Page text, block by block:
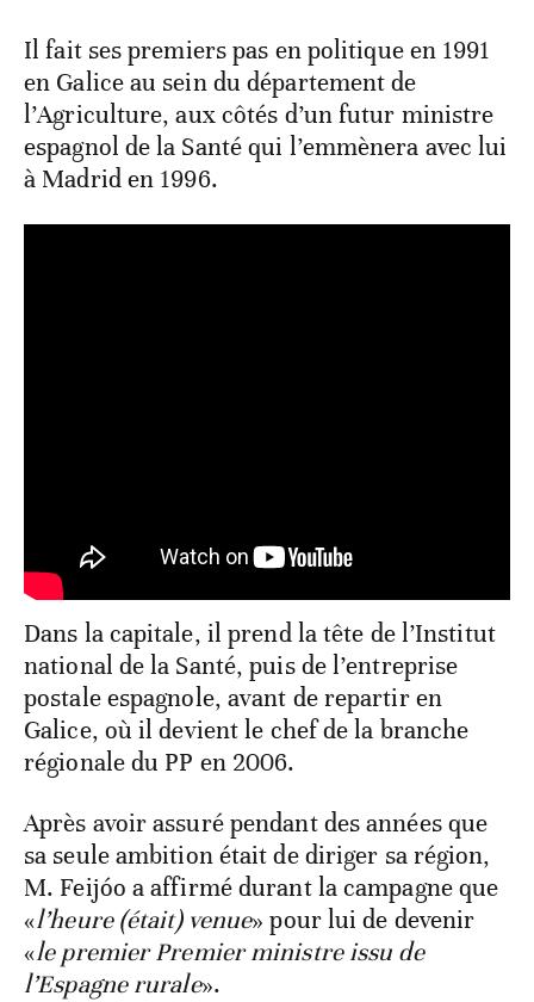
Il fait ses premiers pas en politique en 1991
en Galice au sein du département de
l’Agriculture, aux côtés d’un futur ministre
espagnol de la Santé qui l’emmènera avec lui
à Madrid en 1996.
Dans la capitale, il prend la tête de l’Institut
national de la Santé, puis de l’entreprise
postale espagnole, avant de repartir en
Galice, où il devient le chef de la branche
régionale du PP en 2006.
Après avoir assuré pendant des années que
sa seule ambition était de diriger sa région,
M. Feijóo a affirmé durant la campagne que
«l’heure (était) venue» pour lui de devenir
«le premier Premier ministre issu de
l’Espagne rurale».